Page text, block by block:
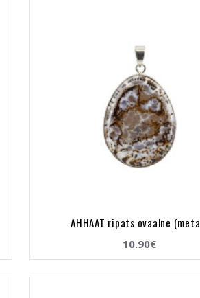
AHHAAT ripats ovaalne
10.90€